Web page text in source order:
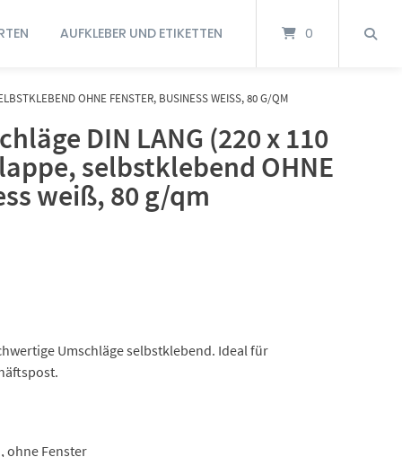
AUFKLEBER UND ETIKETTEN 0
OHNE FENSTER, BUSINESS WEISS, 80 G/QM
DIN LANG (220 x 110
selbstklebend OHNE
weiß, 80 g/qm
Umschläge selbstklebend. Ideal für
ohne Fenster